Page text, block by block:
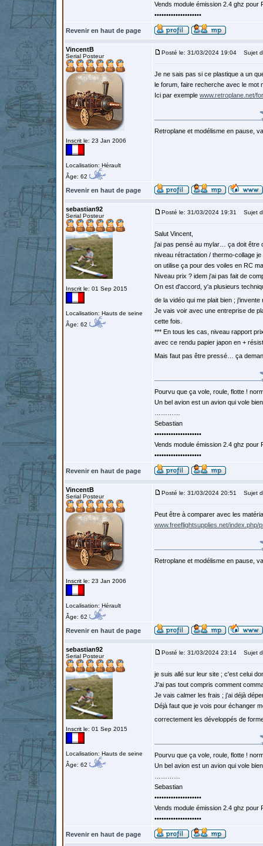
Vends module émission 2.4 ghz
••••••••••••••••••••
Revenir en haut de page
VincentB
Serial Posteur
Inscrit le: 23 Jan 2006
Localisation: Hérault
Âge: 62
Posté le: 31/03/2024 19:04 Sujet
Je ne sais pas si ce plastique a un
le forum, faire recherche avec le mot
Ici par exemple www.retroplane.net/
Retroplane et modélisme en pause,
Revenir en haut de page
sebastian92
Serial Posteur
Inscrit le: 01 Sep 2015
Localisation: Hauts de seine
Âge: 62
Posté le: 31/03/2024 19:31 Sujet
Salut Vincent,
j'ai pas pensé au mylar… ça doit être
niveau rétractation / thermo-collage
on utilise ça pour des voiles en RC
Niveau prix ? idem j'ai pas fait de
On est d'accord, y'a plusieurs
de la vidéo qui me plait bien ;
Je vais voir avec une entreprise de
cette fois.
*** En tous les cas, niveau rapport
avec ce rendu papier japon en +
Mais faut pas être pressé… ça
Pourvu que ça vole, roule, flotte !
Un bel avion est un avion qui vole
Sebastian
••••••••••••••••••••
Vends module émission 2.4 ghz
••••••••••••••••••••
Revenir en haut de page
VincentB
Serial Posteur
Inscrit le: 23 Jan 2006
Localisation: Hérault
Âge: 62
Posté le: 31/03/2024 20:51 Sujet
Peut être à comparer avec les
www.freeflightsupplies.net/
Retroplane et modélisme en pause,
Revenir en haut de page
sebastian92
Serial Posteur
Inscrit le: 01 Sep 2015
Localisation: Hauts de seine
Âge: 62
Posté le: 31/03/2024 23:14 Sujet
je suis allé sur leur site ; c'est celui
J'ai pas tout compris comment
Je vais calmer les frais ; j'ai déjà
Déjà faut que je vois pour échanger
correctement les développés de
Pourvu que ça vole, roule, flotte !
Un bel avion est un avion qui vole
Sebastian
••••••••••••••••••••
Vends module émission 2.4 ghz
••••••••••••••••••••
Revenir en haut de page